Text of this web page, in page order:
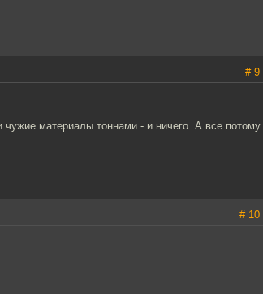
# 9
материалы тоннами - и ничего. А все потому
# 10